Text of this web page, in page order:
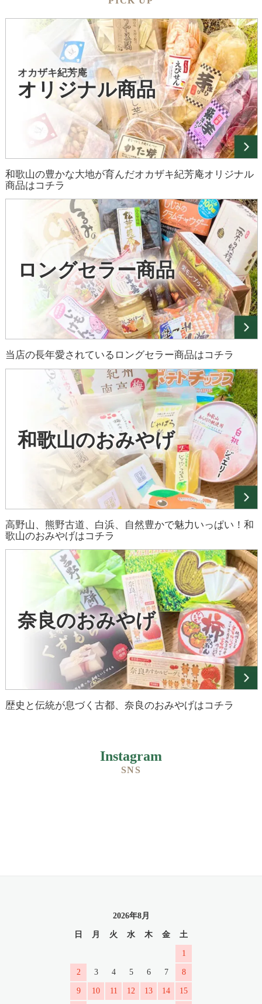
オカザキ紀芳庵
オリジナル商品
和歌山の豊かな大地が育んだオカザキ紀芳庵オリジナル
商品はコチラ
ロングセラー商品
当店の長年愛されているロングセラー商品はコチラ
和歌山のおみやげ
高野山、熊野古道、白浜、自然豊かで魅力いっぱい！和
歌山のおみやげはコチラ
奈良のおみやげ
歴史と伝統が息づく古都、奈良のおみやげはコチラ
Instagram
SNS
2026年8月
日 月 火 水 木 金 土
1
2 3 4 5 6 7 8
9 10 11 12 13 14 15